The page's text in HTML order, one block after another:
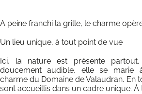
A peine franchi la grille, le charme
Un lieu unique, à tout point de vue
Ici, la nature est présente partout.
doucement audible, elle se marie
charme du Domaine de Valaudran. En
sont accueillis dans un cadre unique.